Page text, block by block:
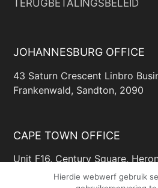
TERUGBETALINGSBELEID
JOHANNESBURG OFFICE
43 Saturn Crescent Linbro
Frankenwald, Sandton, 2090
CAPE TOWN OFFICE
Unit F16, Century Square,
Way, Century City, Cape Town,
Hierdie webwerf gebruik